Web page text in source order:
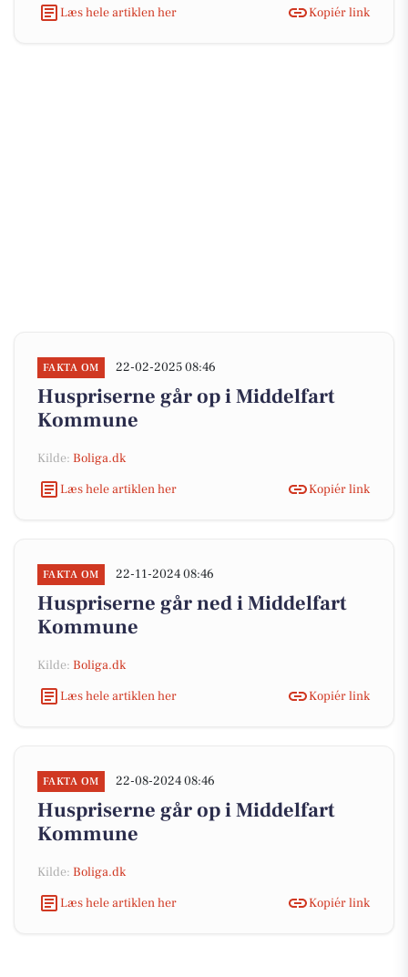
Læs hele artiklen her Kopiér link
FAKTA OM 22-02-2025 08:46
Huspriserne går op i Middelfart
Kommune
Kilde: Boliga.dk
Læs hele artiklen her
Kopiér link
FAKTA OM 22-11-2024 08:46
Huspriserne går ned i Middelfart
Kommune
Kilde: Boliga.dk
Læs hele artiklen her
Kopiér link
FAKTA OM 22-08-2024 08:46
Huspriserne går op i Middelfart
Kommune
Kilde: Boliga.dk
Læs hele artiklen her
Kopiér link